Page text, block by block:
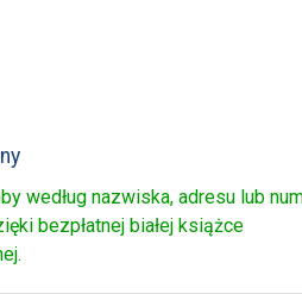
według nazwiska, adresu lub
bezpłatnej białej książce